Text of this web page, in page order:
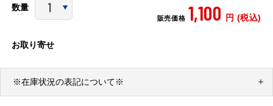
数量
販売価格 1,100 円 (税込)
お取り寄せ
※在庫状況の表記について※